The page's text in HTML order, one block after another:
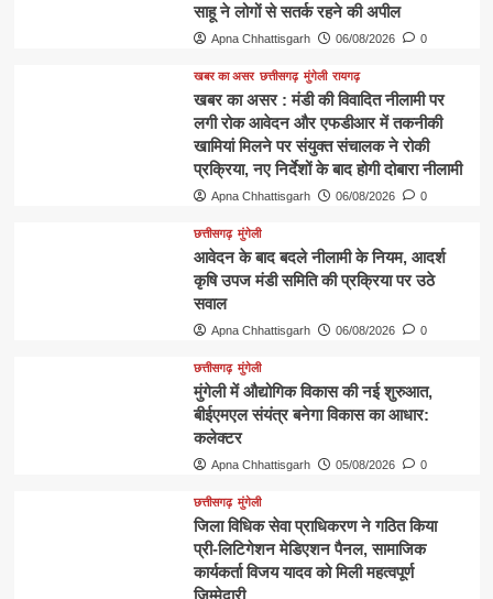
साहू ने लोगों से सतर्क रहने की अपील
Apna Chhattisgarh 06/08/2026 0
खबर का असर छत्तीसगढ़ मुंगेली रायगढ़
खबर का असर : मंडी की विवादित नीलामी पर
लगी रोक आवेदन और एफडीआर में तकनीकी
खामियां मिलने पर संयुक्त संचालक ने रोकी
प्रक्रिया, नए निर्देशों के बाद होगी दोबारा नीलामी
Apna Chhattisgarh 06/08/2026 0
छत्तीसगढ़ मुंगेली
आवेदन के बाद बदले नीलामी के नियम, आदर्श
कृषि उपज मंडी समिति की प्रक्रिया पर उठे
सवाल
Apna Chhattisgarh 06/08/2026 0
छत्तीसगढ़ मुंगेली
मुंगेली में औद्योगिक विकास की नई शुरुआत,
बीईएमएल संयंत्र बनेगा विकास का आधार:
कलेक्टर
Apna Chhattisgarh 05/08/2026 0
छत्तीसगढ़ मुंगेली
जिला विधिक सेवा प्राधिकरण ने गठित किया
प्री-लिटिगेशन मेडिएशन पैनल, सामाजिक
कार्यकर्ता विजय यादव को मिली महत्वपूर्ण